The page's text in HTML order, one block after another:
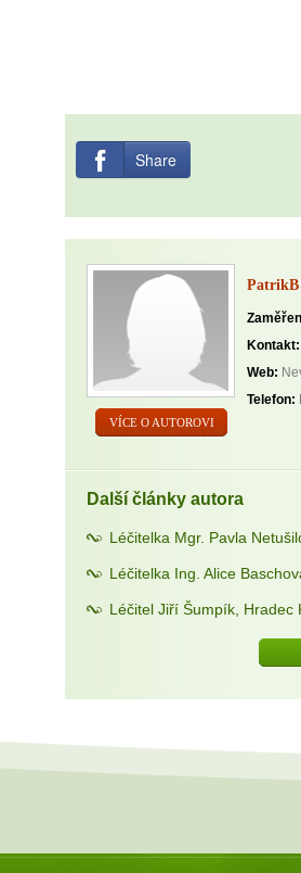
Share
VÍCE O AUTOROVI
PatrikB
Kontakt:
Web:
Telefon:
Další články autora
Léčitelka Mgr. Pavla
Léčitelka Ing. Alice
Léčitel Jiří Šumpík, Hradec